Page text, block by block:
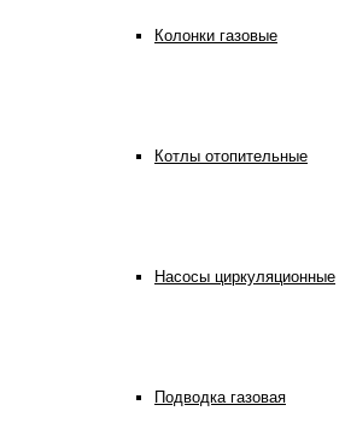
Колонки газовые
Котлы отопительные
Насосы циркуляционные
Подводка газовая